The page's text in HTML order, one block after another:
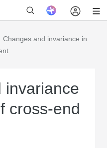
Changes and invariance in
invariance
cross-end